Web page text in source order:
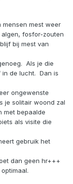
mensen mest weer
fosfor-zouten
bij mest van
Als je die
in de lucht. Dan is
ongewenste
je solitair woond zal
met bepaalde
als visite die
gebruik het
dan geen hr+++